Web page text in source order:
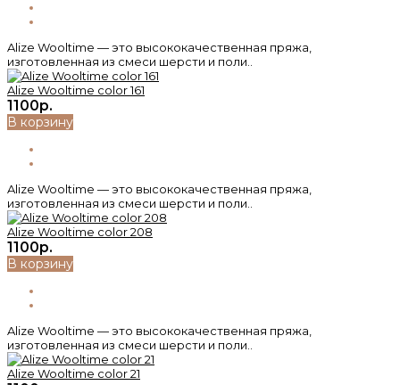
Alize Wooltime — это высококачественная пряжа,
изготовленная из смеси шерсти и поли..
Alize Wooltime color 161
1100р.
В корзину
Alize Wooltime — это высококачественная пряжа,
изготовленная из смеси шерсти и поли..
Alize Wooltime color 208
1100р.
В корзину
Alize Wooltime — это высококачественная пряжа,
изготовленная из смеси шерсти и поли..
Alize Wooltime color 21